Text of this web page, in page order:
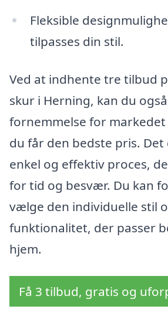
Fleksible
tilpasses din stil.
Ved at indhente tre tilbud
skur i Herning, kan du
fornemmelse for
du får den bedste pris.
enkel og effektiv proces,
for tid og besvær. Du kan
vælge den individuelle stil
funktionalitet, der passer
hjem.
Få 3 tilbud, gratis og